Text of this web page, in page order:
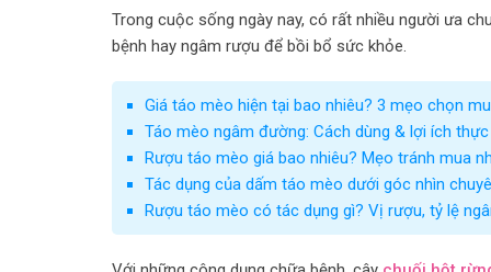
Trong cuộc sống ngày nay, có rất nhiều người ưa
bệnh hay ngâm rượu để bồi bổ sức khỏe.
Giá táo mèo hiện tại bao nhiêu? 3 mẹo chọn
Táo mèo ngâm đường: Cách dùng & lợi ích
Rượu táo mèo giá bao nhiêu? Mẹo tránh mua
Tác dụng của dấm táo mèo dưới góc nhìn
Rượu táo mèo có tác dụng gì? Vị rượu, tỷ lệ